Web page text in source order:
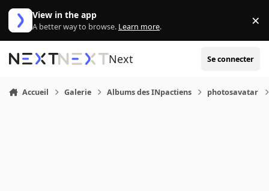
Aller au contenu
View in the app
A better way to browse. Learn more. ×
Next Se connecter
Accueil Galerie Albums des INpactiens photosavatar